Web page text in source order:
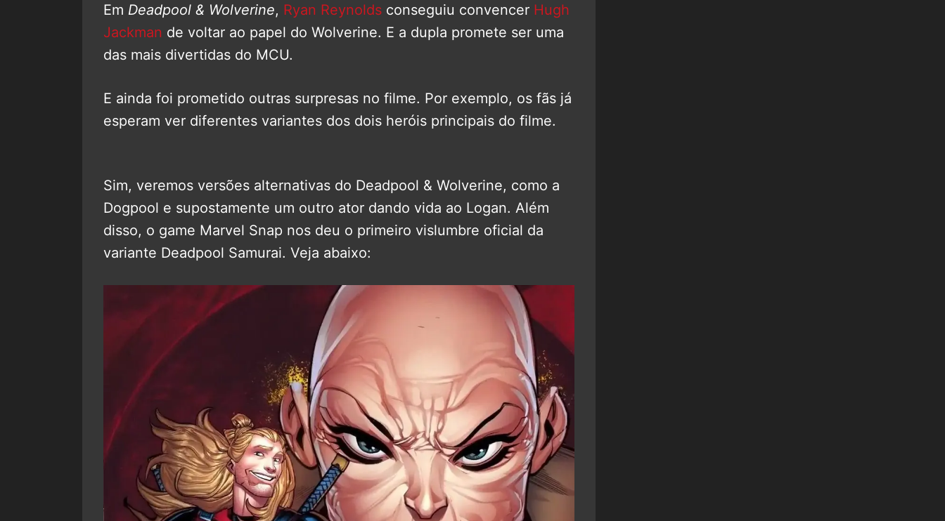
Em Deadpool & Wolverine, Ryan Reynolds conseguiu convencer Hugh
Jackman de voltar ao papel do Wolverine. E a dupla promete ser uma
das mais divertidas do MCU.
E ainda foi prometido outras surpresas no filme. Por exemplo, os fãs já
esperam ver diferentes variantes dos dois heróis principais do filme.
Sim, veremos versões alternativas do Deadpool & Wolverine, como a
Dogpool e supostamente um outro ator dando vida ao Logan. Além
disso, o game Marvel Snap nos deu o primeiro vislumbre oficial da
variante Deadpool Samurai. Veja abaixo: